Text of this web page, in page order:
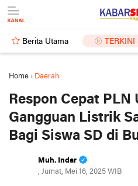
Berita Utama TERKINI
Home › Daerah
Respon Cepat PLN
Gangguan Listrik
Bagi Siswa SD di
Muh. Indar
, Jumat, Mei 16, 2025 WIB